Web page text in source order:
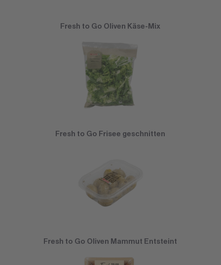
Fresh to Go Oliven Käse-Mix
Fresh to Go Frisee geschnitten
Fresh to Go Oliven Mammut Entsteint